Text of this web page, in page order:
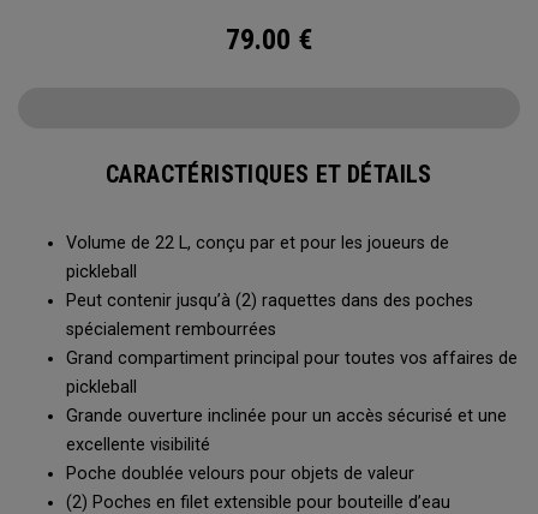
79.00 €
CARACTÉRISTIQUES ET DÉTAILS
Volume de 22 L, conçu par et pour les joueurs de
pickleball
Peut contenir jusqu’à (2) raquettes dans des poches
spécialement rembourrées
Grand compartiment principal pour toutes vos affaires de
pickleball
Grande ouverture inclinée pour un accès sécurisé et une
excellente visibilité
Poche doublée velours pour objets de valeur
(2) Poches en filet extensible pour bouteille d’eau